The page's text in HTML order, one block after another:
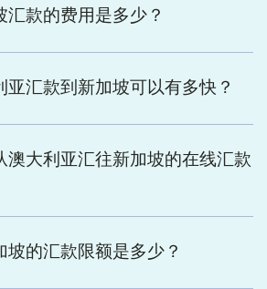
汇款的费用是多少？
亚汇款到新加坡可以有多快？
澳大利亚汇往新加坡的在线汇款
坡的汇款限额是多少？